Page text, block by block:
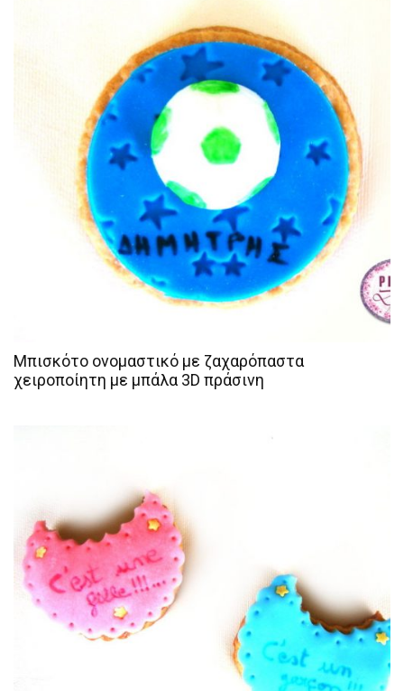
Μπισκότο ονομαστικό με ζαχαρόπαστα
χειροποίητη με μπάλα 3D πράσινη